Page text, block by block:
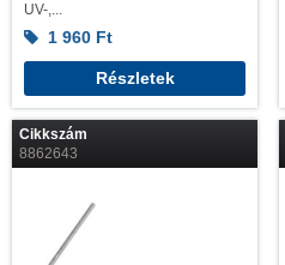
UV-,...
1 960 Ft
Részletek
Cikkszám
8862643